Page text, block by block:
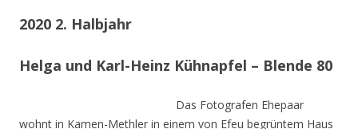
2020 2. Halbjahr
Helga und Karl-Heinz Kühnapfel – Blende 80
Das Fotografen Ehepaar
wohnt in Kamen-Methler in einem von Efeu begrüntem Haus